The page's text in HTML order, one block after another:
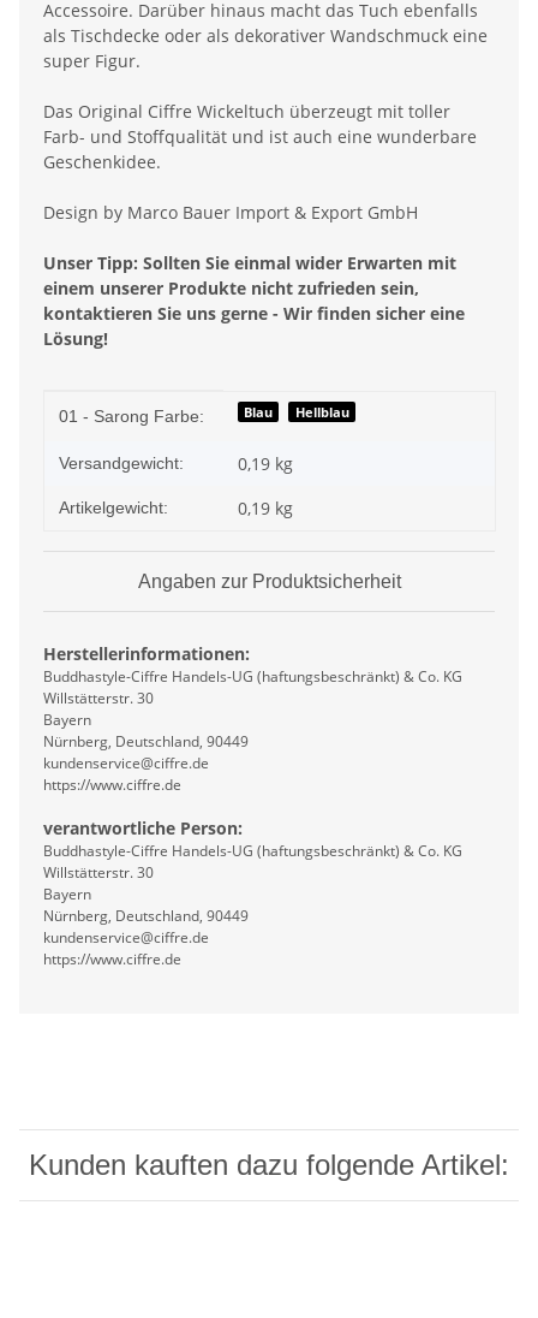
Accessoire. Darüber hinaus macht das Tuch ebenfalls
als Tischdecke oder als dekorativer Wandschmuck eine
super Figur.
Das Original Ciffre Wickeltuch überzeugt mit toller
Farb- und Stoffqualität und ist auch eine wunderbare
Geschenkidee.
Design by Marco Bauer Import & Export GmbH
Unser Tipp: Sollten Sie einmal wider Erwarten mit
einem unserer Produkte nicht zufrieden sein,
kontaktieren Sie uns gerne - Wir finden sicher eine
Lösung!
Produkteigenschaft
Wert
01 - Sarong Farbe: Blau Hellblau
Versandgewicht: 0,19 kg
Artikelgewicht: 0,19 kg
Angaben zur Produktsicherheit
Herstellerinformationen:
Buddhastyle-Ciffre Handels-UG (haftungsbeschränkt) & Co. KG
Willstätterstr. 30
Bayern
Nürnberg, Deutschland, 90449
kundenservice@ciffre.de
https://www.ciffre.de
verantwortliche Person:
Buddhastyle-Ciffre Handels-UG (haftungsbeschränkt) & Co. KG
Willstätterstr. 30
Bayern
Nürnberg, Deutschland, 90449
kundenservice@ciffre.de
https://www.ciffre.de
Kunden kauften dazu folgende Artikel: